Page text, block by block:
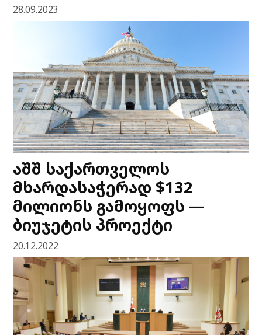
28.09.2023
აშშ საქართველოს
მხარდასაჭერად $132
მილიონს გამოყოფს —
ბიუჯეტის პროექტი
20.12.2022